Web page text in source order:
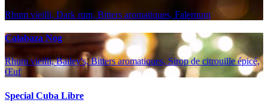
Rhum vieilli, Dark rum, Bitters aromatiques, Falernum
Calabaza Nog
Rhum vieilli, Bailey's, Bitters aromatiques, Sirop de citrouille épicé,
Œuf
Special Cuba Libre